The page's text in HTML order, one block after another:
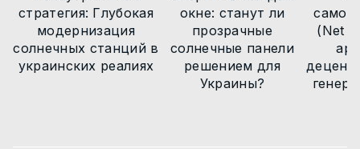
стратегия: Глубокая
модернизация
солнечных станций в
украинских реалиях
окне: станут ли
прозрачные
солнечные панели
решением для
Украины?
(Net